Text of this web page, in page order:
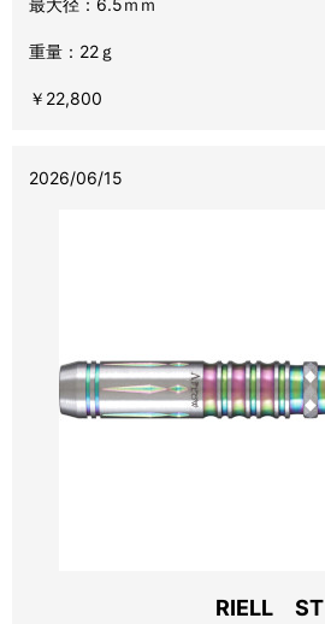
重量：22ｇ
￥22,800
2026/06/15
RIELL ST